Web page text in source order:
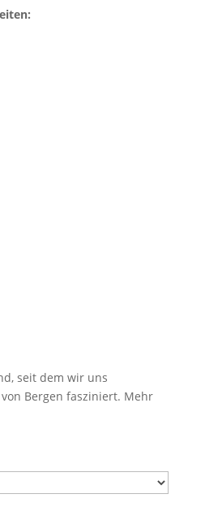
seit dem wir uns
Bergen fasziniert. Mehr